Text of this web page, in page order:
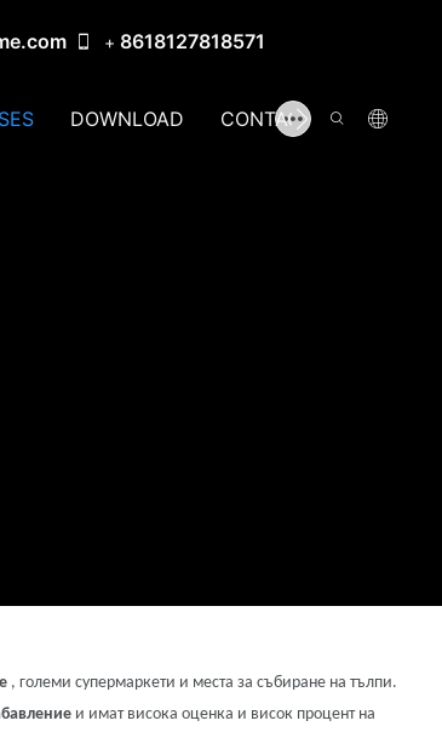
+8618127818571
DOWNLOAD CONTACT US
, големи супермаркети и места за събиране на тълпи.
и имат висока оценка и висок процент на